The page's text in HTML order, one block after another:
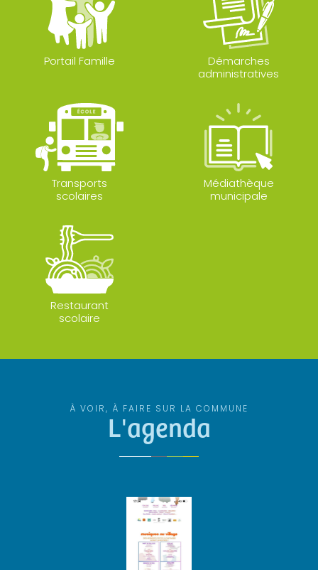
Portail Famille
Démarches
administratives
Transports
scolaires
Médiathèque
municipale
Restaurant
scolaire
À VOIR, À FAIRE SUR LA COMMUNE
L'agenda